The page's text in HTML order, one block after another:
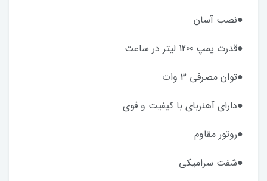
●نصب آسان
●قدرت پمپ 1200 لیتر در ساعت
●توان مصرفی 3 وات
●دارای آهنربای با کیفیت و قوی
●روتور مقاوم
●شفت سرامیکی